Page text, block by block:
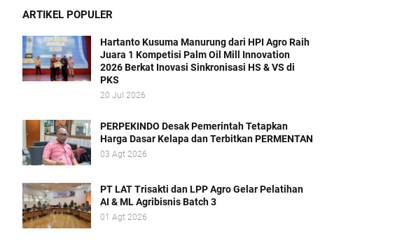
ARTIKEL POPULER
Hartanto Kusuma Manurung dari HPI Agro Raih
Juara 1 Kompetisi Palm Oil Mill Innovation
2026 Berkat Inovasi Sinkronisasi HS & VS di
PKS
20 Jul 2026
PERPEKINDO Desak Pemerintah Tetapkan
Harga Dasar Kelapa dan Terbitkan PERMENTAN
03 Agt 2026
PT LAT Trisakti dan LPP Agro Gelar Pelatihan
AI & ML Agribisnis Batch 3
01 Agt 2026